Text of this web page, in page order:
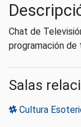
Chat de
programación de
Salas
Cultura